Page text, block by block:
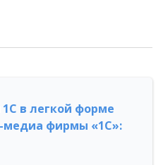
в легкой форме
медиа фирмы «1С»: